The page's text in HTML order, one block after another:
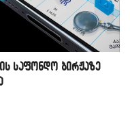
საფონდო ბირჟაზე